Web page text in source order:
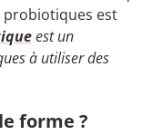
est
est un
à utiliser des
forme ?